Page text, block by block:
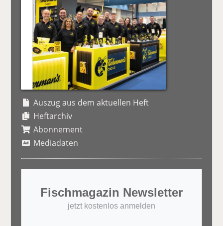
Auszug aus dem aktuellen Heft
Heftarchiv
Abonnement
Mediadaten
Fischmagazin Newsletter
jetzt kostenlos anmelden